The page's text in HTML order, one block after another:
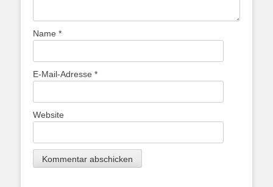
Name *
E-Mail-Adresse *
Website